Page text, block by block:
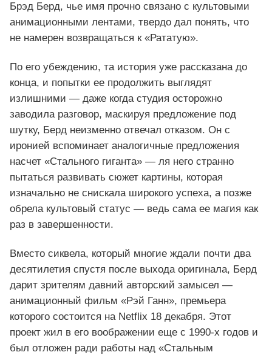
Брэд Берд, чье имя прочно связано с культовыми
анимационными лентами, твердо дал понять, что
не намерен возвращаться к «Рататую».
По его убеждению, та история уже рассказана до
конца, и попытки ее продолжить выглядят
излишними — даже когда студия осторожно
заводила разговор, маскируя предложение под
шутку, Берд неизменно отвечал отказом. Он с
иронией вспоминает аналогичные предложения
насчет «Стального гиганта» — ля него странно
пытаться развивать сюжет картины, которая
изначально не снискала широкого успеха, а позже
обрела культовый статус — ведь сама ее магия как
раз в завершенности.
Вместо сиквела, который многие ждали почти два
десятилетия спустя после выхода оригинала, Берд
дарит зрителям давний авторский замысел —
анимационный фильм «Рэй Ганн», премьера
которого состоится на Netflix 18 декабря. Этот
проект жил в его воображении еще с 1990‑х годов и
был отложен ради работы над «Стальным